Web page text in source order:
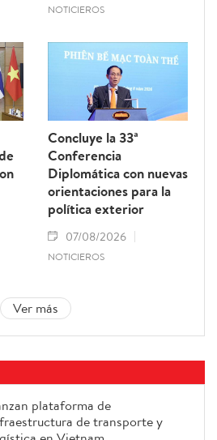
NOTICIEROS
Concluye la 33ª
Conferencia
Diplomática con nuevas
orientaciones para la
política exterior
07/08/2026
NOTICIEROS
Ver más
plataforma de
de transporte y